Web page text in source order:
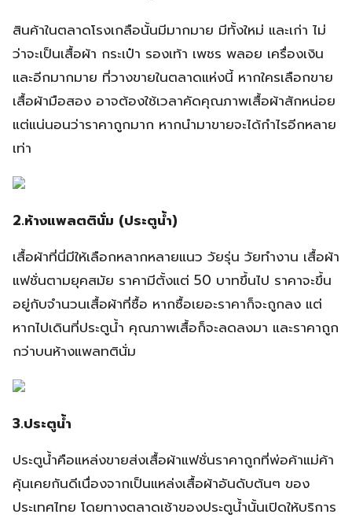
สินค้าในตลาดโรงเกลือนั้นมีมากมาย มีทั้งใหม่ และเก่า ไม่
ว่าจะเป็นเสื้อผ้า กระเป๋า รองเท้า เพชร พลอย เครื่องเงิน
และอีกมากมาย ที่วางขายในตลาดแห่งนี้ หากใครเลือกขาย
เสื้อผ้ามือสอง อาจต้องใช้เวลาคัดคุณภาพเสื้อผ้าสักหน่อย
แต่แน่นอนว่าราคาถูกมาก หากนำมาขายจะได้กำไรอีกหลาย
เท่า
2.ห้างแพลตตินั่ม (ประตูน้ำ)
เสื้อผ้าที่นี่มีให้เลือกหลากหลายแนว วัยรุ่น วัยทำงาน เสื้อผ้า
แฟชั่นตามยุคสมัย ราคามีตั้งแต่ 50 บาทขึ้นไป ราคาจะขึ้น
อยู่กับจำนวนเสื้อผ้าที่ซื้อ หากซื้อเยอะราคาก็จะถูกลง แต่
หากไปเดินที่ประตูน้ำ คุณภาพเสื้อก็จะลดลงมา และราคาถูก
กว่าบนห้างแพลทตินั่ม
3.ประตูน้ำ
ประตูน้ำคือแหล่งขายส่งเสื้อผ้าแฟชั่นราคาถูกที่พ่อค้าแม่ค้า
คุ้นเคยกันดีเนื่องจากเป็นแหล่งเสื้อผ้าอันดับต้นๆ ของ
ประเทศไทย โดยทางตลาดเช้าของประตูน้ำนั้นเปิดให้บริการ